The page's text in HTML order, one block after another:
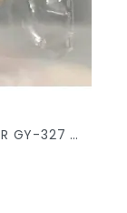
KIT ADORNO BURLAP CONFETTI FLOR GY-327 C/1PZ